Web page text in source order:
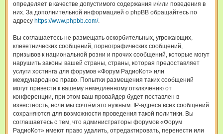
определяет в качестве допустимого содержания и/или поведения в
них. За дополнительной информацией о phpBB обращайтесь по
адресу https://www.phpbb.com/.
Вы соглашаетесь не размещать оскорбительных, угрожающих,
клеветнических сообщений, порнографических сообщений,
призывов к национальной розни и прочих сообщений, которые могут
нарушить законы вашей страны, страны, которая предоставляет
услуги хостинга для форумов «Форум РадиоКот» или
международное право. Попытки размещения таких сообщений
могут привести к вашему немедленному отключению от
конференции, при этом ваш провайдер будет поставлен в
известность, если мы сочтём это нужным. IP-адреса всех сообщений
сохраняются для возможности проведения такой политики. Вы
соглашаетесь с тем, что администраторы форумов «Форум
РадиоКот» имеют право удалить, отредактировать, перенести или